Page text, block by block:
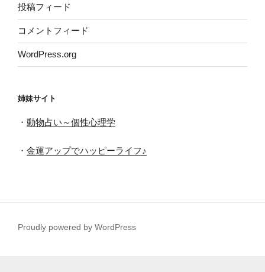
投稿フィード
コメントフィード
WordPress.org
姉妹サイト
・ 動物占い～個性心理学
・ 金運アップでハッピーライフ♪
Proudly powered by WordPress